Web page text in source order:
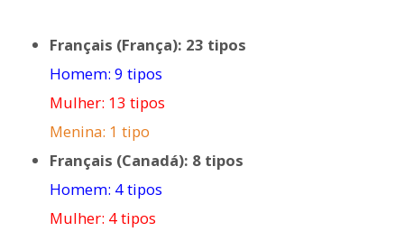
Français (França): 23 tipos
Homem: 9 tipos
Mulher: 13 tipos
Menina: 1 tipo
Français (Canadá): 8 tipos
Homem: 4 tipos
Mulher: 4 tipos